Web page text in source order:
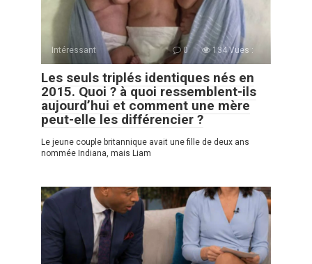
Intéressant 0 134 Vues :
Les seuls triplés identiques nés en
2015. Quoi ? à quoi ressemblent-ils
aujourd’hui et comment une mère
peut-elle les différencier ?
Le jeune couple britannique avait une fille de deux ans
nommée Indiana, mais Liam